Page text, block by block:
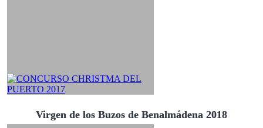
Virgen de los Buzos de Benalmádena 2018